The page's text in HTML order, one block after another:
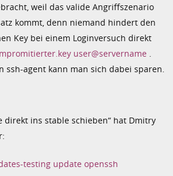
weil das valide Angriffszenario
kommt, denn niemand hindert den
Key bei einem Loginversuch direkt
user@servername
ssh-agent kann man sich dabei sparen.
direkt ins stable schieben“ hat Dmitry
testing update openssh